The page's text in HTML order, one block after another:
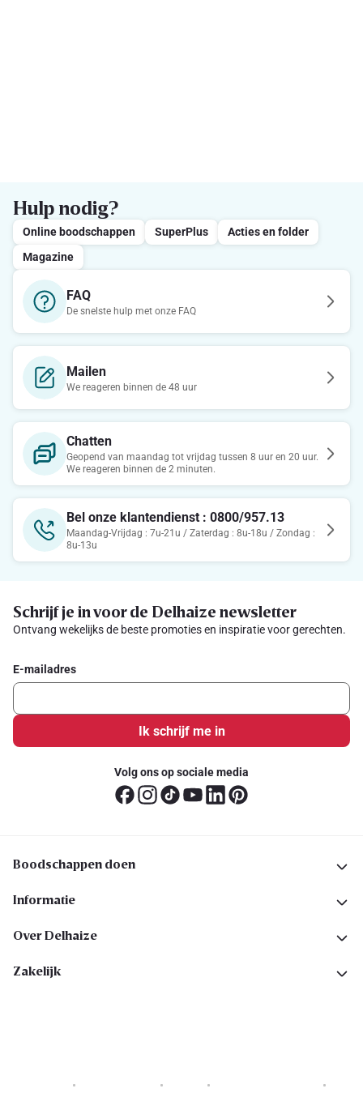
Hulp nodig?
Online boodschappen SuperPlus
Acties en folder
Magazine
FAQ
De snelste hulp met onze FAQ
Mailen
We reageren binnen de 48 uur
Chatten
Geopend van maandag tot vrijdag tussen 8 uur en 20 uur.
We reageren binnen de 2 minuten.
Bel onze klantendienst : 0800/957.13
Maandag-Vrijdag : 7u-21u / Zaterdag : 8u-18u / Zondag :
8u-13u
Schrijf je in voor de Delhaize newsletter
Ontvang wekelijks de beste promoties en inspiratie voor gerechten.
E-mailadres
Ik schrijf me in
Volg ons op sociale media
Boodschappen doen
Informatie
Over Delhaize
Zakelijk